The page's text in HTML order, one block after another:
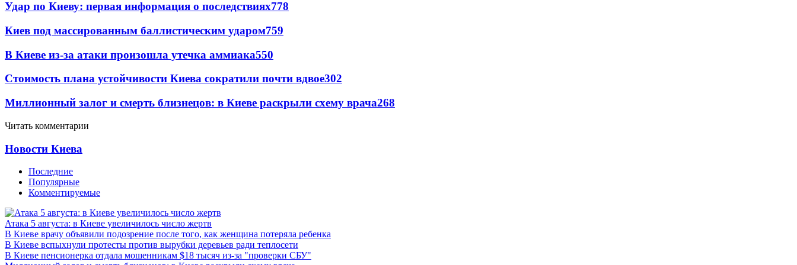
Удар по Киеву: первая информация о последствиях778
Киев под массированным баллистическим ударом759
В Киеве из-за атаки произошла утечка аммиака550
Стоимость плана устойчивости Киева сократили почти вдвое302
Миллионный залог и смерть близнецов: в Киеве раскрыли схему врача268
Читать комментарии
Новости Киева
Последние
Популярные
Комментируемые
Атака 5 августа: в Киеве увеличилось число жертв
В Киеве врачу объявили подозрение после того, как женщина потеряла ребенка
В Киеве вспыхнули протесты против вырубки деревьев ради теплосети
В Киеве пенсионерка отдала мошенникам $18 тысяч из-за "проверки СБУ"